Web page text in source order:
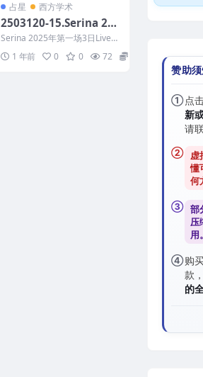
占星 西方学术
2503120-15.Serina 202
5年第一场3日Live直播
工作坊｜ACG重置、择地
与风水能量学
Serina 2025年第一场3日Live直
播工作坊｜ACG重置、择地与风
水能量...
1 年前 0 0 72
赞助
①点
新
请
②
虚
懂
何
③ 部
压
用。
④购
款
的